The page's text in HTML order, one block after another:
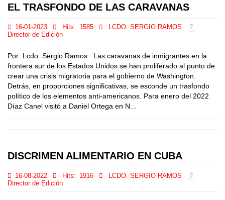
EL TRASFONDO DE LAS CARAVANAS
16-01-2023 Hits: 1585
LCDO. SERGIO RAMOS
Director de Edición
Por: Lcdo. Sergio Ramos Las caravanas de inmigrantes en la
frontera sur de los Estados Unidos se han proliferado al punto de
crear una crisis migratoria para el gobierno de Washington.
Detrás, en proporciones significativas, se esconde un trasfondo
político de los elementos anti-americanos. Para enero del 2022
Díaz Canel visitó a Daniel Ortega en N...
DISCRIMEN ALIMENTARIO EN CUBA
16-08-2022 Hits: 1916
LCDO. SERGIO RAMOS
Director de Edición